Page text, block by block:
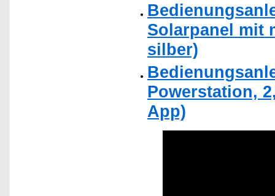
Solarpanel mit
silber)
Powerstation,
App)